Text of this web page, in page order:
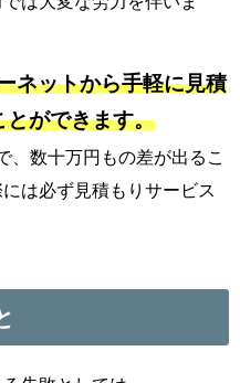
ネットから手軽に見積
とができます。
、数十万円もの差が出るこ
は必ず見積もりサービス